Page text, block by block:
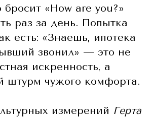
«How are you?»
раз за день. Попытка
есть: «Знаешь, ипотека
звонил» — это не
искренность, а
штурм чужого комфорта.
измерений Герта